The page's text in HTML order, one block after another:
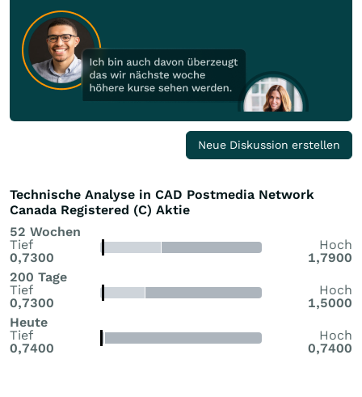
Neue Diskussion erstellen
Technische Analyse in CAD Postmedia Network
Canada Registered (C) Aktie
52 Wochen
Tief
0,7300
Hoch
1,7900
200 Tage
Tief
0,7300
Hoch
1,5000
Heute
Tief
0,7400
Hoch
0,7400